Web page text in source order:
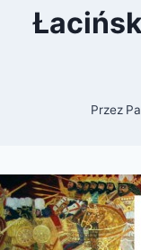
Przez